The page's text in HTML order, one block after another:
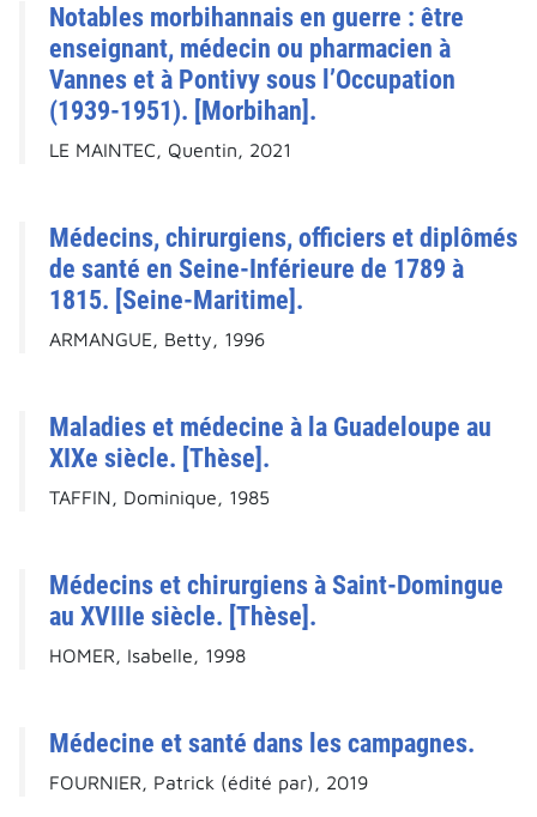
Notables morbihannais en guerre : être
enseignant, médecin ou pharmacien à
Vannes et à Pontivy sous l’Occupation
(1939-1951). [Morbihan].
LE MAINTEC, Quentin, 2021
Médecins, chirurgiens, officiers et diplômés
de santé en Seine-Inférieure de 1789 à
1815. [Seine-Maritime].
ARMANGUE, Betty, 1996
Maladies et médecine à la Guadeloupe au
XIXe siècle. [Thèse].
TAFFIN, Dominique, 1985
Médecins et chirurgiens à Saint-Domingue
au XVIIIe siècle. [Thèse].
HOMER, Isabelle, 1998
Médecine et santé dans les campagnes.
FOURNIER, Patrick (édité par), 2019